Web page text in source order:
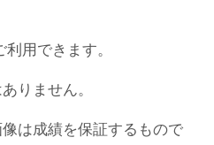
用できます。
りません。
は成績を保証するもので